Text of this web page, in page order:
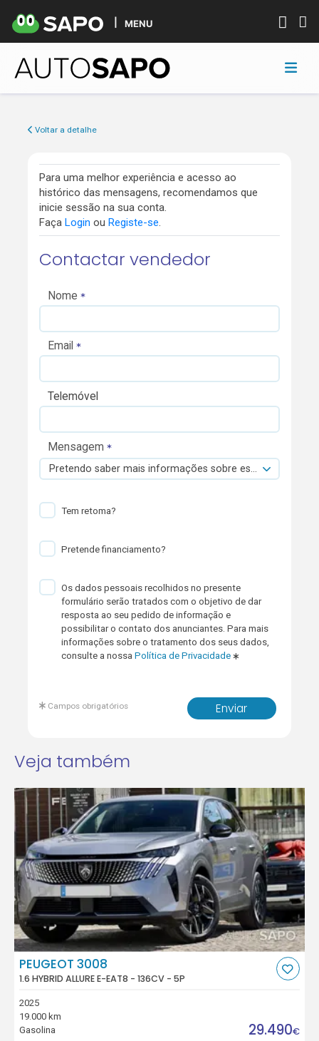
MENU
Voltar a detalhe
Para uma melhor experiência e acesso ao
histórico das mensagens, recomendamos que
inicie sessão na sua conta.
Faça Login ou Registe-se.
Contactar vendedor
Nome
Email
Telemóvel
Mensagem
Pretendo saber mais informações sobre esta viatura.
Tem retoma?
Pretende financiamento?
Os dados pessoais recolhidos no presente
formulário serão tratados com o objetivo de dar
resposta ao seu pedido de informação e
possibilitar o contato dos anunciantes. Para mais
informações sobre o tratamento dos seus dados,
consulte a nossaPolítica de Privacidade
Enviar
Campos obrigatórios
Veja também
PEUGEOT 3008
1.6 HYBRID ALLURE E-EAT8 - 136CV - 5P
2025
19.000 km
Gasolina
29.490€